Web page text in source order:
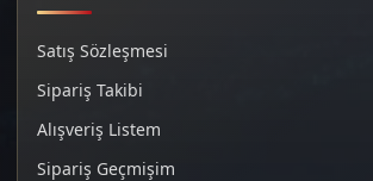
Satış Sözleşmesi
Sipariş Takibi
Alışveriş Listem
Sipariş Geçmişim